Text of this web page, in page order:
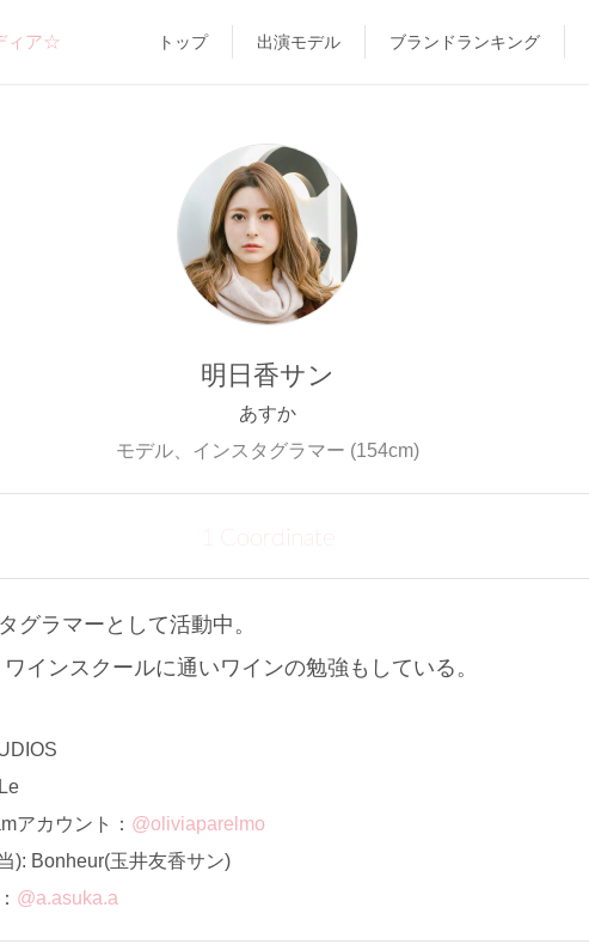
ィア☆ トップ 出演モデル ブランドランキング
明日香サン
あすか
モデル、インスタグラマー (154cm)
1 Coordinate
グラマーとして活動中。
インスクールに通いワインの勉強もしている。
アカウント： @oliviaparelmo
): Bonheur(玉井友香サン)
@a.asuka.a